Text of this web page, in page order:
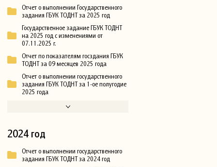
Отчет о выполнении Государственного
задания ГБУК ТОДНТ за 2025 год
Государственное задание ГБУК ТОДНТ
на 2025 год с изменениями от
07.11.2025 г.
Отчет по показателям госздания ГБУК
ТОДНТ за 09 месяцев 2025 года
Отчет о выполнении государственного
задания ГБУК ТОДНТ за 1-ое полугодие
2025 года
2024 год
Отчет о выполнении государственного
задания ГБУК ТОДНТ за 2024 год